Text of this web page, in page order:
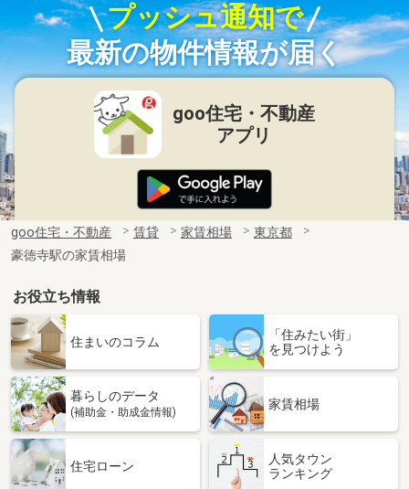
プッシュ通知で
最新の物件情報が届く
goo住宅・不動産
アプリ
goo住宅・不動産 賃貸 家賃相場
東京都
豪徳寺駅の家賃相場
お役立ち情報
住まいのコラム
「住みたい街」
を見つけよう
暮らしのデータ
(補助金・助成金情報)
家賃相場
住宅ローン
人気タウン
ランキング